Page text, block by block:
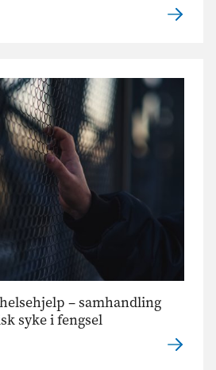
– samhandling
syke i fengsel